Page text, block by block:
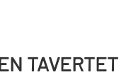
TAVERTET